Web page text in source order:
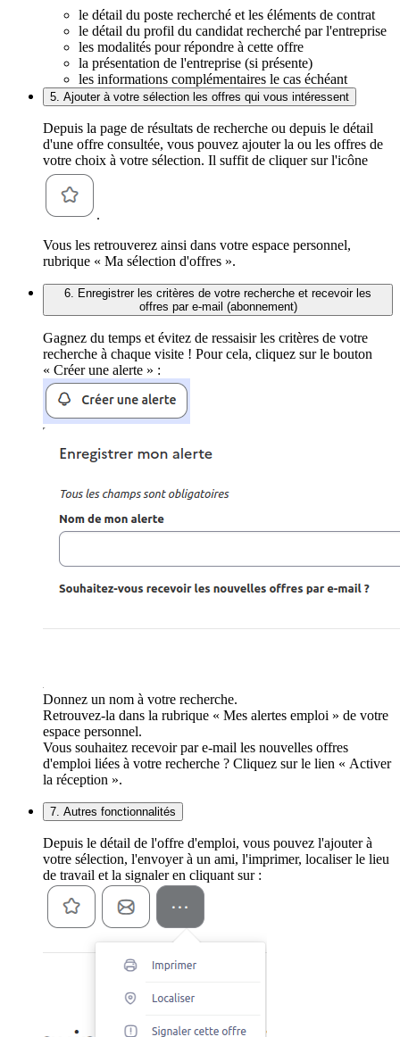
le détail du poste recherché et les éléments de contrat
le détail du profil du candidat recherché par l'entreprise
les modalités pour répondre à cette offre
la présentation de l'entreprise (si présente)
les informations complémentaires le cas échéant
5. Ajouter à votre sélection les offres qui vous intéressent
Depuis la page de résultats de recherche ou depuis le détail
d'une offre consultée, vous pouvez ajouter la ou les offres de
votre choix à votre sélection. Il suffit de cliquer sur l'icône
.
Vous les retrouverez ainsi dans votre espace personnel,
rubrique « Ma sélection d'offres ».
6. Enregistrer les critères de votre recherche et recevoir les
offres par e-mail (abonnement)
Gagnez du temps et évitez de ressaisir les critères de votre
recherche à chaque visite ! Pour cela, cliquez sur le bouton
« Créer une alerte » :
Donnez un nom à votre recherche.
Retrouvez-la dans la rubrique « Mes alertes emploi » de votre
espace personnel.
Vous souhaitez recevoir par e-mail les nouvelles offres
d'emploi liées à votre recherche ? Cliquez sur le lien « Activer
la réception ».
7. Autres fonctionnalités
Depuis le détail de l'offre d'emploi, vous pouvez l'ajouter à
votre sélection, l'envoyer à un ami, l'imprimer, localiser le lieu
de travail et la signaler en cliquant sur :